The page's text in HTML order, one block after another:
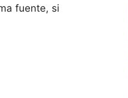
fuente, si